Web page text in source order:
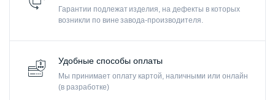
Гарантии подлежат изделия, на дефекты в которых
возникли по вине завода-производителя.
Удобные способы оплаты
Мы принимает оплату картой, наличными или онлайн
(в разработке)